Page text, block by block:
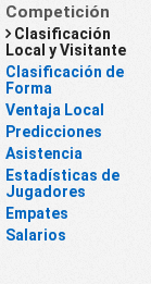
Competición
Clasificación
Local y Visitante
Clasificación de
Forma
Ventaja Local
Predicciones
Asistencia
Estadísticas de
Jugadores
Empates
Salarios